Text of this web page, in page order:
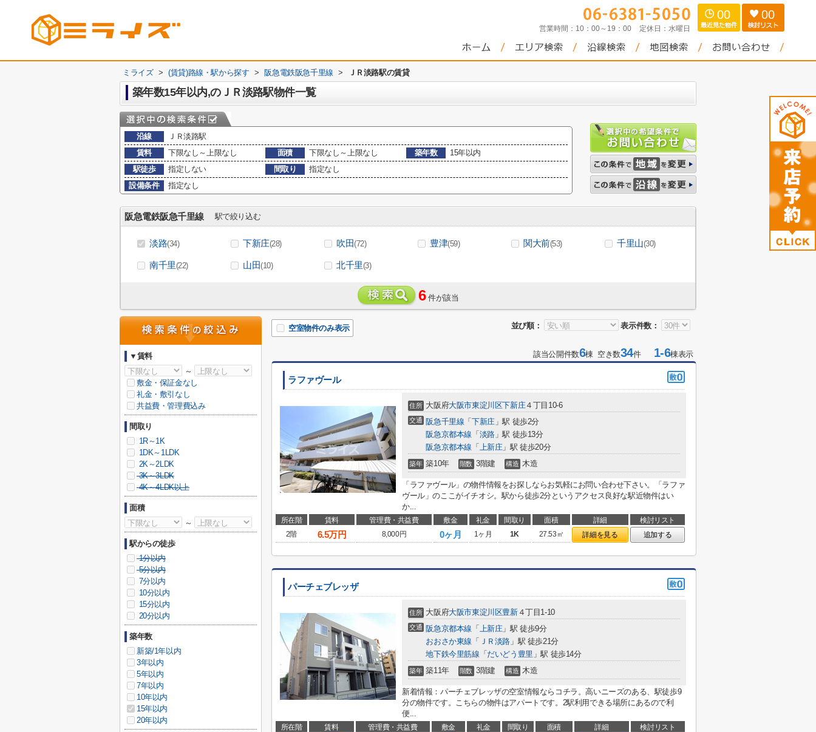
営業時間： 10：00～19：00 定休日： 水曜日
00 00
ミライズ > (賃貸)路線・駅から探す > 阪急電鉄阪急千里線 > ＪＲ淡路駅の賃貸
築年数15年以内,のＪＲ淡路駅物件一覧
沿線
ＪＲ淡路駅
賃料
下限なし～上限なし 面積 下限なし～上限なし 築年数
15年以内
駅徒歩
指定しない 間取り
指定なし
設備条件
指定なし
阪急電鉄阪急千里線 駅で絞り込む
淡路(34) 下新庄(28) 吹田(72) 豊津(59) 関大前(53) 千里山(30)
南千里(22) 山田(10) 北千里(3)
6 件が該当
並び順： 表示件数：
空室物件のみ表示
該当公開件数6棟 空き数34件1-6棟表示
ラファヴール
住所 大阪府大阪市東淀川区下新庄４丁目10-6
交通 阪急千里線 「 下新庄」駅 徒歩2分
阪急京都本線 「 淡路」駅 徒歩13分
阪急京都本線 「 上新庄」駅 徒歩20分
築年 築10年 階数 3階建 構造 木造
「ラファヴール」の物件情報をお探しならお気軽にお問い合わせ下さい。「ラファ
ヴール」のここがイチオシ。駅から徒歩2分というアクセス良好な駅近物件はい
か...
所在階 賃料 管理費・共益費 敷金 礼金 間取り 面積 詳細
検討リスト
2階
6.5万円 8,000円 0ヶ月 1ヶ月 1K 27.53㎡ 詳細を見る 追加する
パーチェブレッザ
住所 大阪府大阪市東淀川区豊新４丁目1-10
交通 阪急京都本線 「 上新庄」駅 徒歩9分
おおさか東線 「 ＪＲ淡路 」駅 徒歩21分
地下鉄今里筋線 「 だいどう豊里 」駅 徒歩14分
築年 築11年 階数 3階建 構造 木造
新着情報：パーチェブレッザの空室情報ならコチラ。高いニーズのある、駅徒歩9
分の物件です。こちらの物件はアパートです。2駅利用できる場所にあるので利
便...
所在階 賃料 管理費・共益費 敷金 礼金 間取り 面積 詳細
検討リスト
▼賃料
～
敷金・保証金なし
礼金・敷引なし
共益費・管理費込み
間取り
1R～1K
1DK～1LDK
2K～2LDK
3K～3LDK
4K～4LDK以上
面積
～
駅からの徒歩
1分以内
5分以内
7分以内
10分以内
15分以内
20分以内
築年数
新築/1年以内
3年以内
5年以内
7年以内
10年以内
15年以内
20年以内